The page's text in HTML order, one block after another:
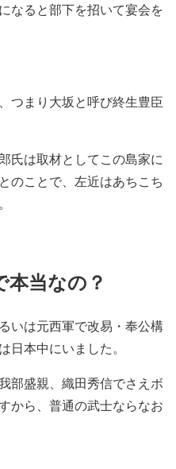
なると部下を招いて宴会を
つまり大坂と呼び終生豊臣
氏は取材としてこの島家に
のことで、左近はあちこち
当なの？
いは元西軍で改易・奉公構
日本中にいました。
部盛親、織田秀信でさえボ
から、普通の武士ならなお